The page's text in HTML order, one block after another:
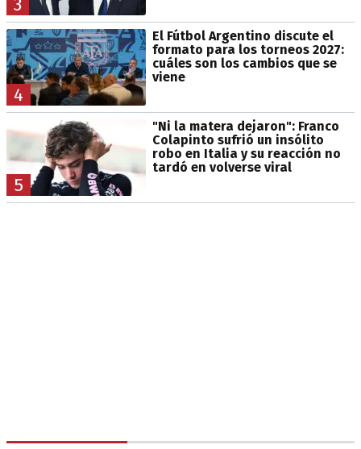
3
4
El Fútbol Argentino discute el
formato para los torneos 2027:
cuáles son los cambios que se
viene
5
"Ni la matera dejaron": Franco
Colapinto sufrió un insólito
robo en Italia y su reacción no
tardó en volverse viral